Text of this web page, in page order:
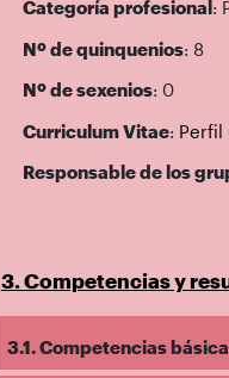
Categoría profesional:
Nº de quinquenios: 8
Nº de sexenios: 0
Curriculum Vitae: Perfil
Responsable de los
3. Competencias y
3.1. Competencias